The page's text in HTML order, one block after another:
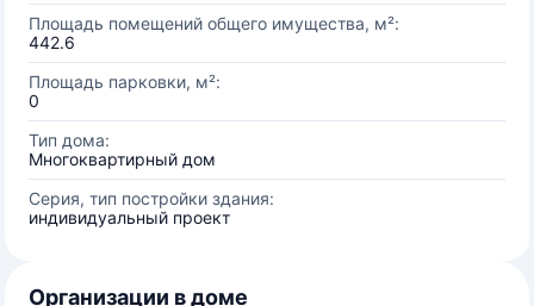
Площадь помещений общего имущества, м²:
442.6
Площадь парковки, м²:
0
Тип дома:
Многоквартирный дом
Серия, тип постройки здания:
индивидуальный проект
Организации в доме